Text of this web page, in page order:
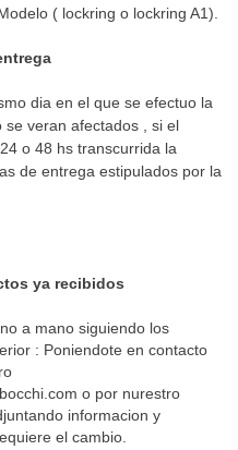
( lockring o lockring A1).
dia en el que se efectuo la
veran afectados , si el
o 48 hs transcurrida la
de entrega estipulados por la
ya recibidos
a mano siguiendo los
: Poniendote en contacto
o por nurestro
informacion y
el cambio.